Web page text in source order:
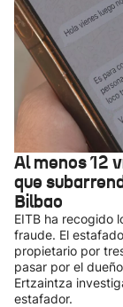
Al menos 12
que
Bilbao
EITB ha recogido
fraude. El
propietario por
pasar por el
Ertzaintza
estafador.